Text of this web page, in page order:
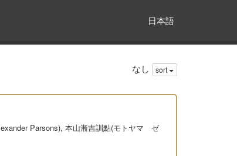
日本語
なし sort
Parsons), 本山漸吉訓點(モトヤマ ゼ